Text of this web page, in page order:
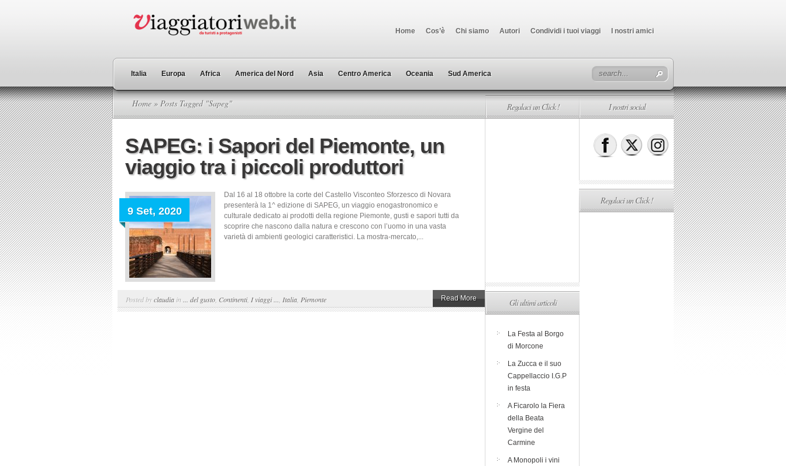
Home Cos’è Chi siamo Autori Condividi i tuoi viaggi I nostri amici
Italia Europa Africa America del Nord Asia Centro America Oceania Sud America
Home » Posts Tagged "Sapeg"
SAPEG: i Sapori del Piemonte, un
viaggio tra i piccoli produttori
9 Set, 2020
Dal 16 al 18 ottobre la corte del Castello Visconteo Sforzesco di Novara
presenterà la 1^ edizione di SAPEG, un viaggio enogastronomico e
culturale dedicato ai prodotti della regione Piemonte, gusti e sapori tutti da
scoprire che nascono dalla natura e crescono con l’uomo in una vasta
varietà di ambienti geologici caratteristici. La mostra-mercato,...
Posted byclaudia in ... del gusto Continenti, I viaggi ... Italia Piemonte Read More
Regalaci un Click !
Gli ultimi articoli
La Festa al Borgo
di Morcone
La Zucca e il suo
Cappellaccio I.G.P
in festa
A Ficarolo la Fiera
della Beata
Vergine del
Carmine
A Monopoli i vini
I nostri social
Regalaci un Click !